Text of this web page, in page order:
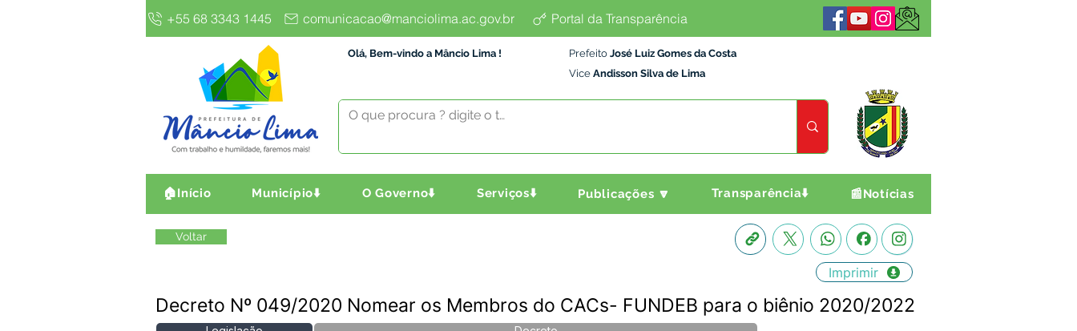
+55 68 3343 1445 comunicacao@manciolima.ac.gov.br Portal da Transparência
Olá, Bem-vindo a Mâncio Lima ! Prefeito José Luiz Gomes da Costa
Vice Andisson Silva de Lima
🏠Início Município⬇️ O Governo⬇️ Serviços⬇️ Publicações 🔽 Transparência⬇️ 📰Notícias
Voltar
Imprimir
Decreto Nº 049/2020 Nomear os Membros do CACs- FUNDEB para o biênio 2020/2022